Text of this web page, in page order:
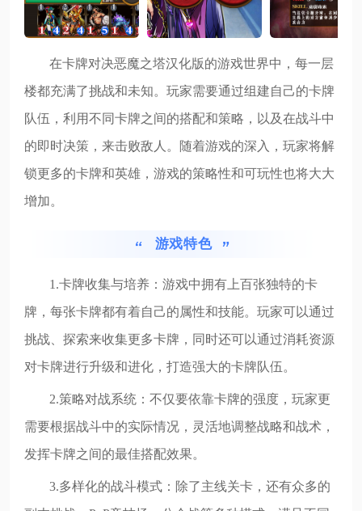
在卡牌对决恶魔之塔汉化版的游戏世界中，每一层
楼都充满了挑战和未知。玩家需要通过组建自己的卡牌
队伍，利用不同卡牌之间的搭配和策略，以及在战斗中
的即时决策，来击败敌人。随着游戏的深入，玩家将解
锁更多的卡牌和英雄，游戏的策略性和可玩性也将大大
增加。
游戏特色
1.卡牌收集与培养：游戏中拥有上百张独特的卡
牌，每张卡牌都有着自己的属性和技能。玩家可以通过
挑战、探索来收集更多卡牌，同时还可以通过消耗资源
对卡牌进行升级和进化，打造强大的卡牌队伍。
2.策略对战系统：不仅要依靠卡牌的强度，玩家更
需要根据战斗中的实际情况，灵活地调整战略和战术，
发挥卡牌之间的最佳搭配效果。
3.多样化的战斗模式：除了主线关卡，还有众多的